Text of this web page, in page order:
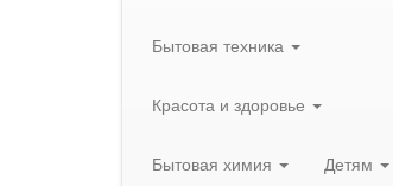
Бытовая техника
Красота и здоровье
Бытовая химия Детям